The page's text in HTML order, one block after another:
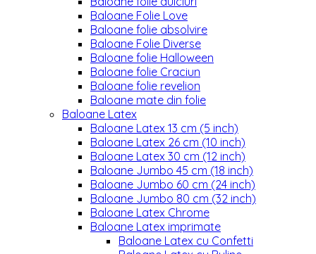
Baloane Folie Love
Baloane folie absolvire
Baloane Folie Diverse
Baloane folie Halloween
Baloane folie Craciun
Baloane folie revelion
Baloane mate din folie
Baloane Latex
Baloane Latex 13 cm (5 inch)
Baloane Latex 26 cm (10 inch)
Baloane Latex 30 cm (12 inch)
Baloane Jumbo 45 cm (18 inch)
Baloane Jumbo 60 cm (24 inch)
Baloane Jumbo 80 cm (32 inch)
Baloane Latex Chrome
Baloane Latex imprimate
Baloane Latex cu Confetti